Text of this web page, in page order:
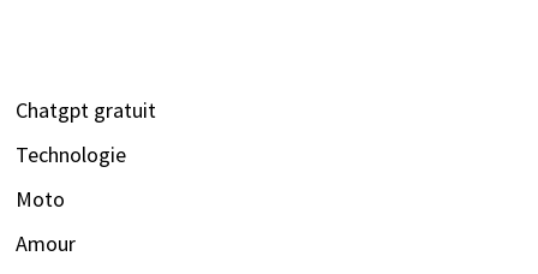
Chatgpt gratuit
Technologie
Moto
Amour